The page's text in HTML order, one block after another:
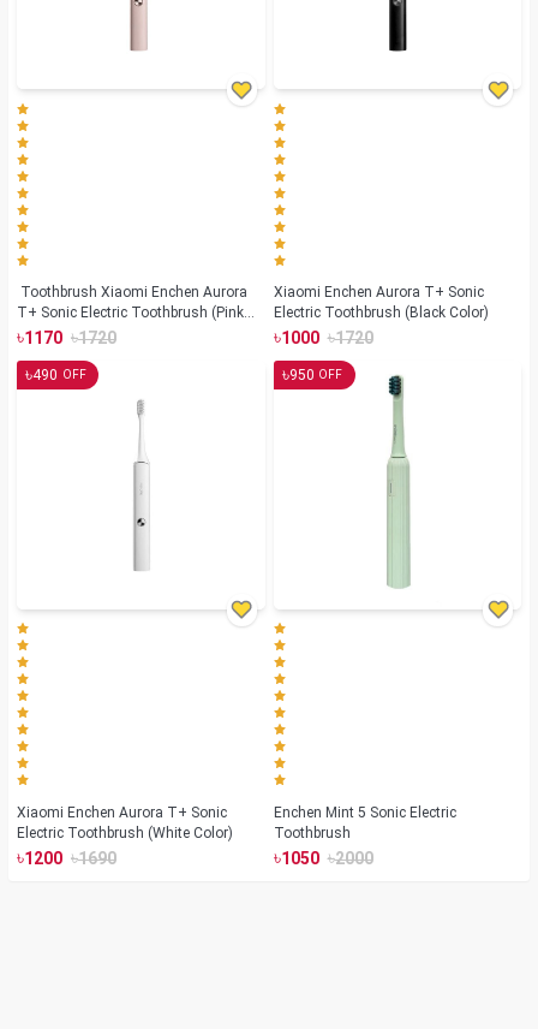
Toothbrush Xiaomi Enchen Aurora
T+ Sonic Electric Toothbrush (Pink
Color)
৳1170 ৳1720
Xiaomi Enchen Aurora T+ Sonic
Electric Toothbrush (Black Color)
৳1000 ৳1720
৳490 OFF
Xiaomi Enchen Aurora T+ Sonic
Electric Toothbrush (White Color)
৳1200 ৳1690
৳950 OFF
Enchen Mint 5 Sonic Electric
Toothbrush
৳1050 ৳2000